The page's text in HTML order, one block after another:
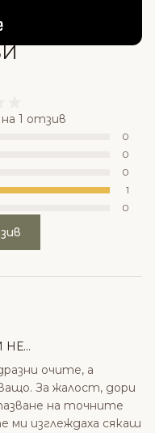
1 отзив
0
0
0
1
0
очите, а
За жалост, дори
на точните
ми изглеждаха сякаш